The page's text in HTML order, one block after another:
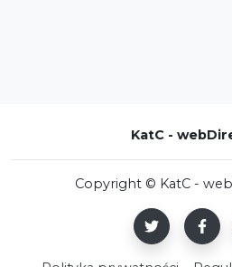
KatC -
Copyright © KatC -